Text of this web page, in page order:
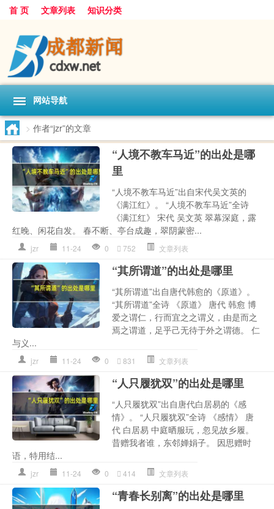
首 页 文章列表 知识分类
网站导航
> 作者“jzr”的文章
“人境不教车马近”的出处是哪
里
“人境不教车马近”出自宋代吴文英的
《满江红》。 “人境不教车马近”全诗
《满江红》 宋代 吴文英 翠幕深庭，露
红晚、闲花自发。 春不断、亭台成趣，翠阴蒙密...
jzr 11-24 0 752 文章列表
“其所谓道”的出处是哪里
“其所谓道”出自唐代韩愈的《原道》。
“其所谓道”全诗 《原道》 唐代 韩愈 博
爱之谓仁，行而宜之之谓义，由是而之
焉之谓道，足乎己无待于外之谓德。 仁
与义...
jzr 11-24 0 831 文章列表
“人只履犹双”的出处是哪里
“人只履犹双”出自唐代白居易的《感
情》。 “人只履犹双”全诗 《感情》 唐
代 白居易 中庭晒服玩，忽见故乡履。
昔赠我者谁，东邻婵娟子。 因思赠时
语，特用结...
jzr 11-24 0 414 文章列表
“青春长别离”的出处是哪里